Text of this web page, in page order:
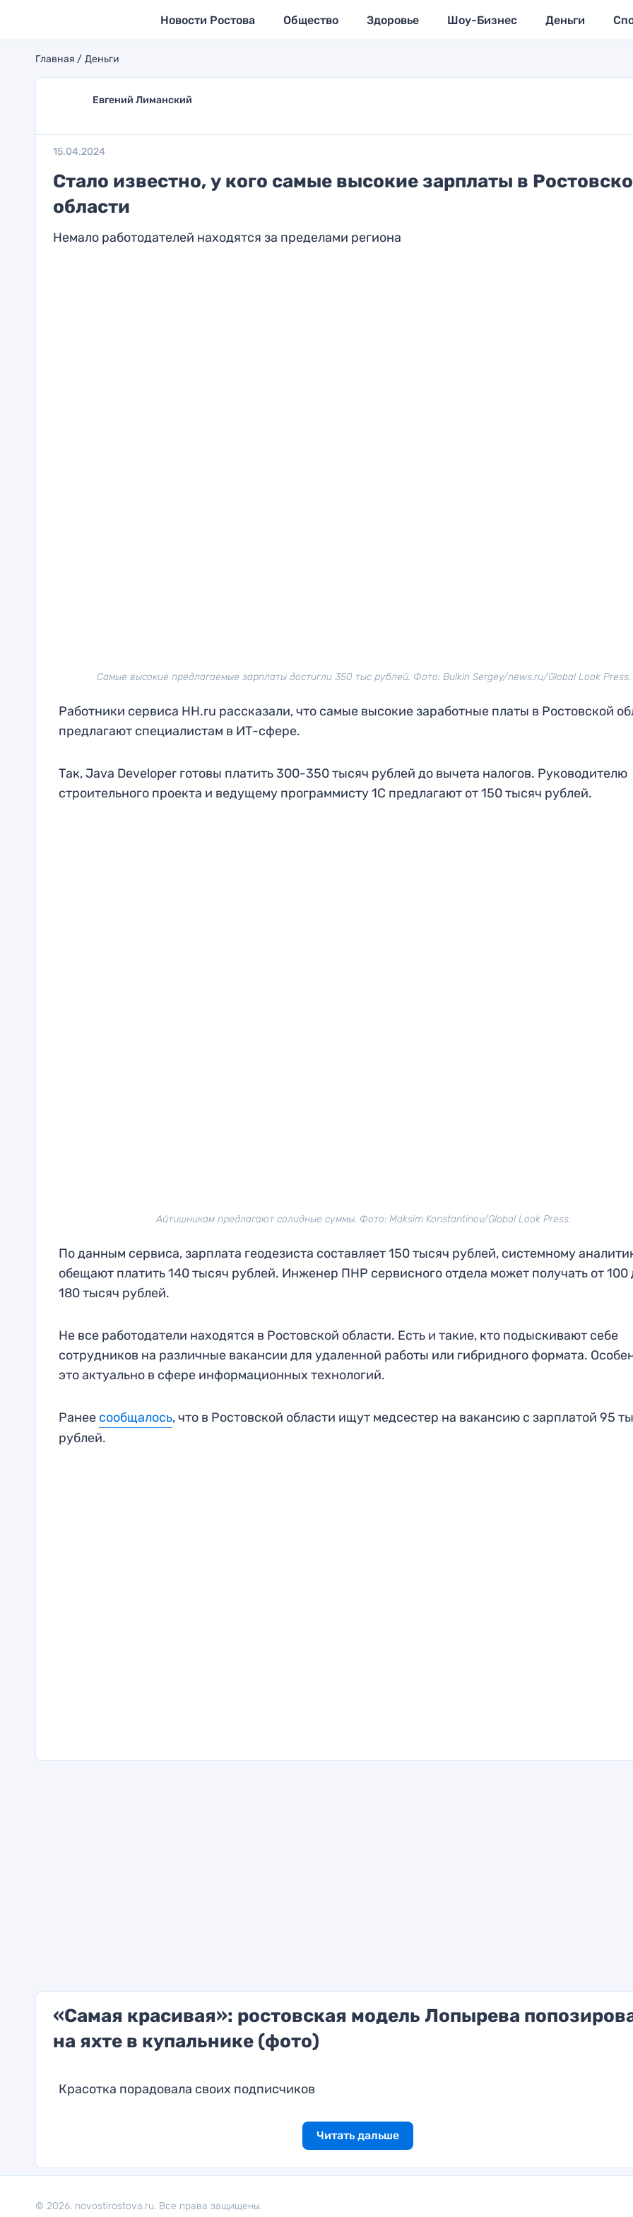
Новости Ростова Общество Здоровье Шоу-Бизнес Деньги
Главная Деньги
Евгений Лиманский
15.04.2024
Стало известно, у кого самые высокие зарплаты в
области
Немало работодателей находятся за пределами региона
Самые высокие предлагаемые зарплаты достигли 350 тыс рублей. Фото: Bulkin Sergey/news.ru/Global Look Press.
Работники сервиса HH.ru рассказали, что самые высокие заработные платы в Ростовской
предлагают специалистам в ИТ-сфере.
Так, Java Developer готовы платить 300-350 тысяч рублей до вычета налогов. Руководителю
строительного проекта и ведущему программисту 1С предлагают от 150 тысяч рублей.
Айтишникам предлагают солидные суммы. Фото: Maksim Konstantinov/Global Look Press.
По данным сервиса, зарплата геодезиста составляет 150 тысяч рублей, системному
обещают платить 140 тысяч рублей. Инженер ПНР сервисного отдела может получать от 100
180 тысяч рублей.
Не все работодатели находятся в Ростовской области. Есть и такие, кто подыскивают себе
сотрудников на различные вакансии для удаленной работы или гибридного формата.
это актуально в сфере информационных технологий.
Ранее сообщалось, что в Ростовской области ищут медсестер на вакансию с зарплатой 95
рублей.
«Самая красивая»: ростовская модель Лопырева
на яхте в купальнике (фото)
Красотка порадовала своих подписчиков
Читать дальше
© 2026. novostirostova.ru. Все права защищены.